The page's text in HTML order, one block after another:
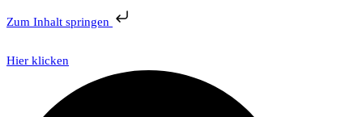
Zum Inhalt springen
Hier klicken